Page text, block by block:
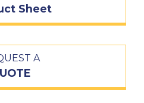
Sheet
A